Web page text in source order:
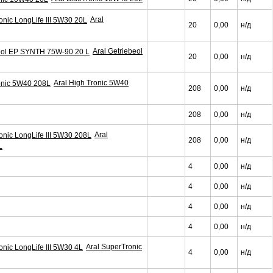
Aral
20 0,00 н/д
Aral Getriebeol
20 0,00 н/д
Aral High Tronic 5W40
208 0,00 н/д
208 0,00 н/д
Aral
208 0,00 н/д
4 0,00 н/д
4 0,00 н/д
4 0,00 н/д
4 0,00 н/д
Aral SuperTronic
4 0,00 н/д